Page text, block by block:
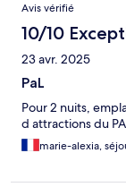
Avis vérifié
10/10
23 avr. 2025
PaL
Pour 2 nuits,
d attractions du
marie-alexia,